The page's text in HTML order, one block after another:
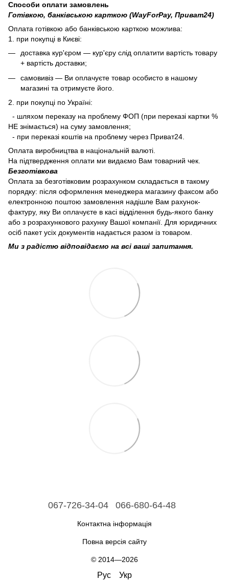
Способи оплати замовлень
Готівкою, банківською карткою (WayForPay, Приват24)
Оплата готівкою або банківською карткою можлива:
1. при покупці в Києві:
доставка кур'єром — кур'єру слід оплатити вартість товару
+ вартість доставки;
самовивіз — Ви оплачуєте товар особисто в нашому
магазині та отримуєте його.
2. при покупці по Україні:
- шляхом переказу на проблему ФОП (при переказі картки %
НЕ знімається) на суму замовлення;
- при переказі коштів на проблему через Приват24.
Оплата виробництва в національній валюті.
На підтвердження оплати ми видаємо Вам товарний чек.
Безготівкова
Оплата за безготівковим розрахунком складається в такому
порядку: після оформлення менеджера магазину факсом або
електронною поштою замовлення надішле Вам рахунок-
фактуру, яку Ви оплачуєте в касі відділення будь-якого банку
або з розрахункового рахунку Вашої компанії. Для юридичних
осіб пакет усіх документів надається разом із товаром.
Ми з радістю відповідаємо на всі ваші запитання.
067-726-34-04 066-680-64-48
Контактна інформація
Повна версія сайту
© 2014—2026
Рус Укр